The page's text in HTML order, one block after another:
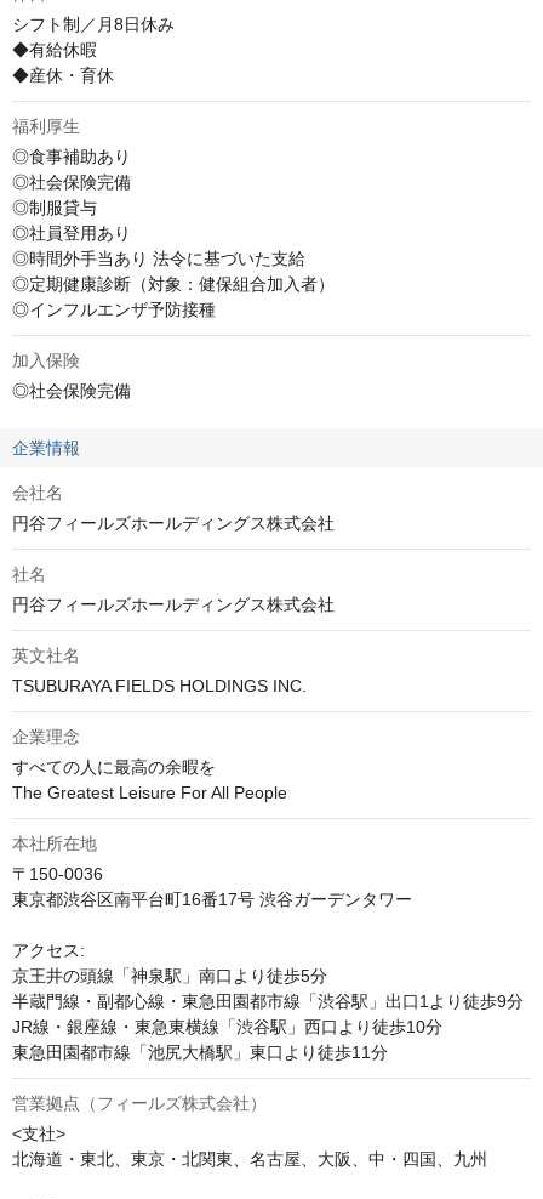
シフト制／月8日休み
◆有給休暇
◆産休・育休
福利厚生
◎食事補助あり
◎社会保険完備
◎制服貸与
◎社員登用あり
◎時間外手当あり 法令に基づいた支給
◎定期健康診断（対象：健保組合加入者）
◎インフルエンザ予防接種
加入保険
◎社会保険完備
企業情報
会社名
円谷フィールズホールディングス株式会社
社名
円谷フィールズホールディングス株式会社
英文社名
TSUBURAYA FIELDS HOLDINGS INC.
企業理念
すべての人に最高の余暇を
The Greatest Leisure For All People
本社所在地
〒150-0036
東京都渋谷区南平台町16番17号 渋谷ガーデンタワー
アクセス:
京王井の頭線「神泉駅」南口より徒歩5分
半蔵門線・副都心線・東急田園都市線「渋谷駅」出口1より徒歩9分
JR線・銀座線・東急東横線「渋谷駅」西口より徒歩10分
東急田園都市線「池尻大橋駅」東口より徒歩11分
営業拠点（フィールズ株式会社）
<支社>
北海道・東北、東京・北関東、名古屋、大阪、中・四国、九州